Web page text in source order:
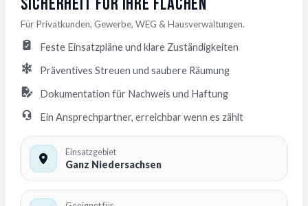
Sicherheit für Ihre Flächen
Für Privatkunden, Gewerbe, WEG & Hausverwaltungen.
Feste Einsatzpläne und klare Zuständigkeiten
Präventives Streuen und saubere Räumung
Dokumentation für Nachweis und Haftung
Ein Ansprechpartner, erreichbar wenn es zählt
Einsatzgebiet
Ganz Niedersachsen